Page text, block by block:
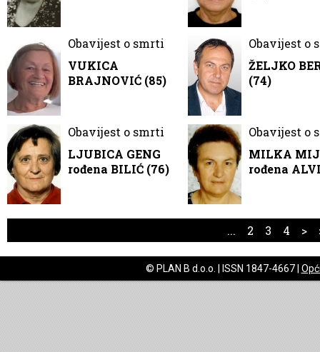
Obavijest o smrti
VUKICA
BRAJNOVIĆ (85)
Obavijest o
ŽELJKO
(74)
Obavijest o smrti
LJUBICA GENG
rođena BILIĆ (76)
Obavijest o
MILKA
rođena
... 2 3 4 >
© PLAN B d.o.o. | ISSN 1847-4667 |